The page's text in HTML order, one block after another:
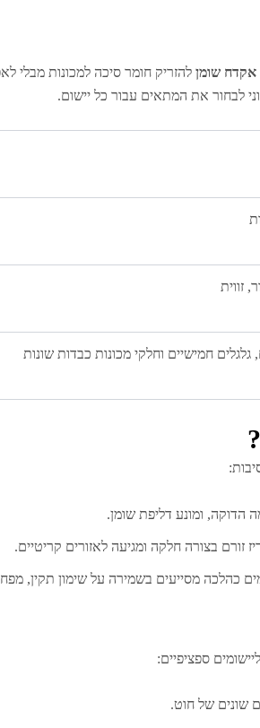
אקדח שומן להזריק חומר סיכה למכונות מבלי
לבחור את המתאים עבור כל יישום.
זווית
גלגלים חמישיים וחלקי מכונות כבדות שונות
הדוקה, ומונע דליפת שומן.
זורם בצורה חלקה ומגיעה לאזורים קריטיים.
כהלכה מסייעים בשמירה על שימון תקין,
ספציפיים:
שונים של חוט.